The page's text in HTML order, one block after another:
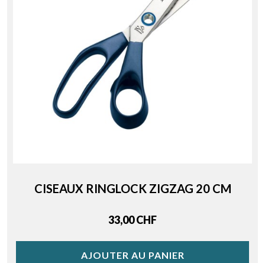
CISEAUX RINGLOCK ZIGZAG 20 CM
Price
33,00 CHF
AJOUTER AU PANIER